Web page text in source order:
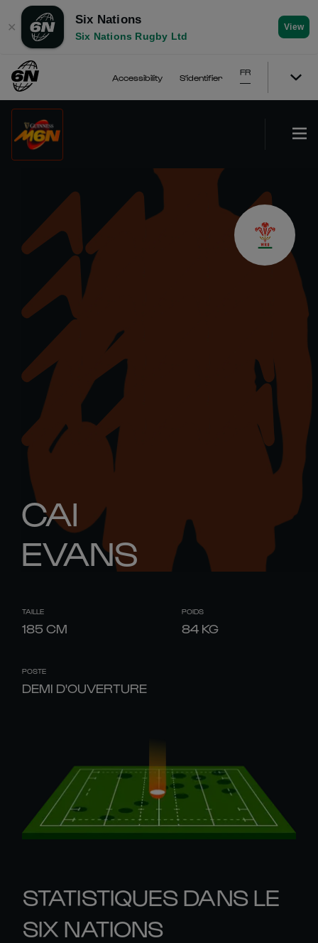
✕
Six Nations
Six Nations Rugby Ltd
View
Accessibility S'identifier
FR
CAI
EVANS
TAILLE
185 CM
POIDS
84 KG
POSTE
DEMI D'OUVERTURE
STATISTIQUES DANS LE
SIX NATIONS